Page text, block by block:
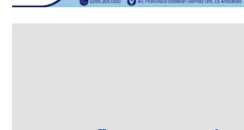
suman al Plan
Escuelas